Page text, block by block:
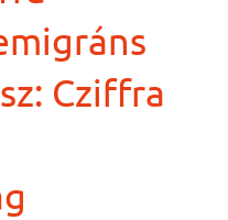
Cziffra